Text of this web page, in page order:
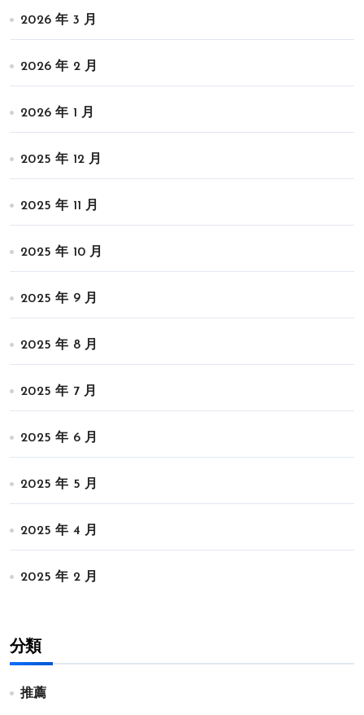
2026 年 3 月
2026 年 2 月
2026 年 1 月
2025 年 12 月
2025 年 11 月
2025 年 10 月
2025 年 9 月
2025 年 8 月
2025 年 7 月
2025 年 6 月
2025 年 5 月
2025 年 4 月
2025 年 2 月
分類
推薦